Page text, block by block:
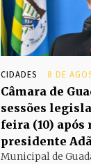
CIDADES 8 DE
Câmara de
sessões
feira (10) após
presidente
Municipal de